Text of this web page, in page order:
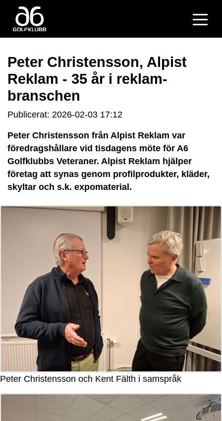
Peter Christensson, Alpist
Reklam - 35 år i reklam-
branschen
Publicerat: 2026-02-03 17:12
Peter Christensson från Alpist Reklam var
föredragshållare vid tisdagens möte för A6
Golfklubbs Veteraner. Alpist Reklam hjälper
företag att synas genom profilprodukter, kläder,
skyltar och s.k. expomaterial.
Peter Christensson och Kent Fälth i samspråk